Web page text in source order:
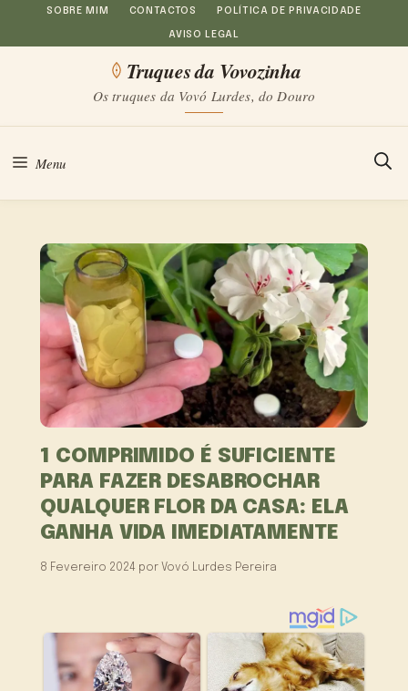
Saltar
para
conteúdo
SOBRE MIM CONTACTOS POLÍTICA DE PRIVACIDADE
AVISO LEGAL
Truques da Vovozinha
Os truques da Vovó Lurdes, do Douro
Menu
1 COMPRIMIDO É SUFICIENTE
PARA FAZER DESABROCHAR
QUALQUER FLOR DA CASA: ELA
GANHA VIDA IMEDIATAMENTE
8 Fevereiro 2024 por Vovó Lurdes Pereira